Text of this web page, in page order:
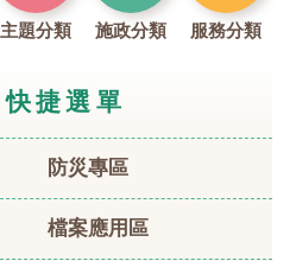
主題分類 施政分類 服務分類
快捷選單
防災專區
檔案應用區